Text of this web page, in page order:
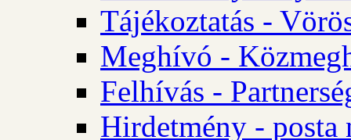
Tájékoztatás -
Meghívó -
Felhívás -
Hirdetmény - posta